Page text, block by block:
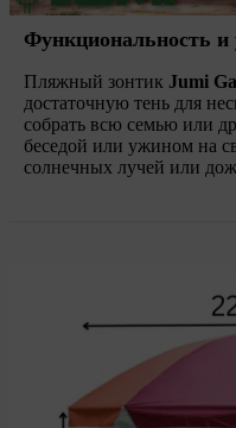
Функциональность и
Пляжный зонтик Jumi
достаточную тень для
собрать всю семью или
беседой или ужином на
солнечных лучей или